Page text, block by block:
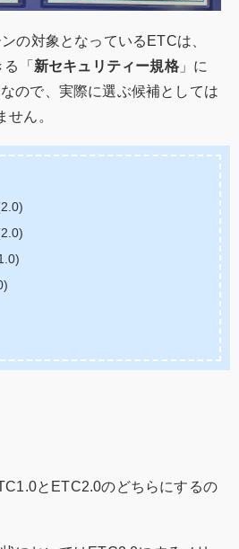
の対象となっているETCは、
「 新セキュリティー規格」に
ので、実際に選ぶ候補としては
せん。
とETC2.0のどちらにするの